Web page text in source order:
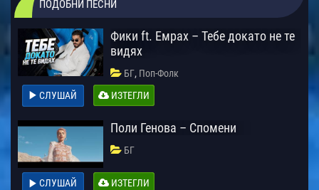
ПОДОБНИ ПЕСНИ
Фики ft. Емрах – Тебе докато не те
видях
БГ, Поп-Фолк
СЛУШАЙ
ИЗТЕГЛИ
Поли Генова – Спомени
БГ
СЛУШАЙ ИЗТЕГЛИ